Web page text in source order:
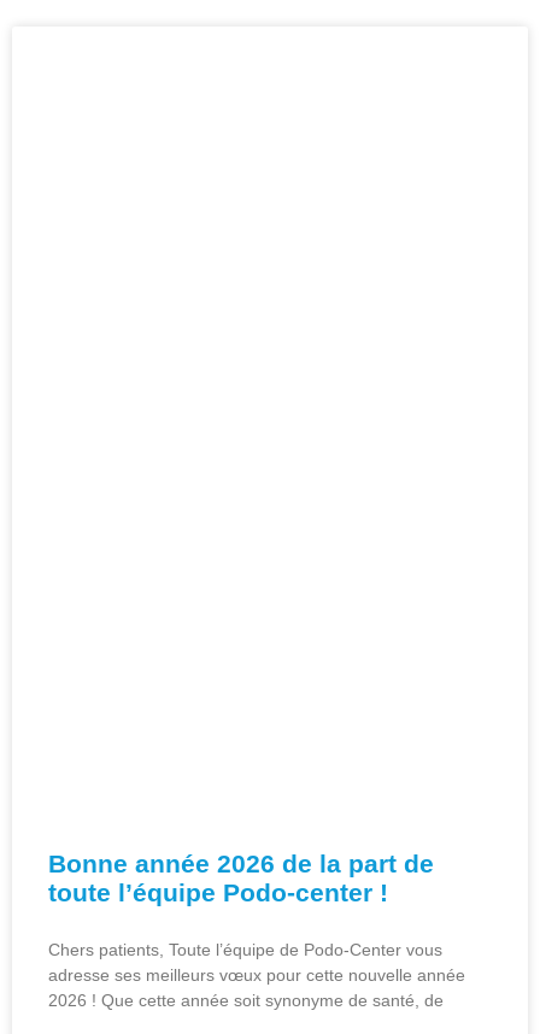
Bonne année 2026 de la part de
toute l’équipe Podo-center !
Chers patients, Toute l’équipe de Podo-Center vous
adresse ses meilleurs vœux pour cette nouvelle année
2026 ! Que cette année soit synonyme de santé, de